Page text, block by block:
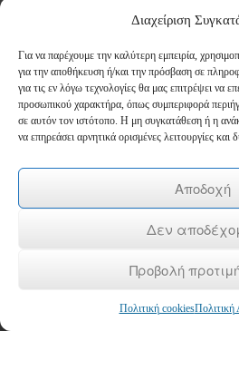
Διαχείριση
Για να παρέχουμε την καλύτερη εμπειρία,
για την αποθήκευση ή/και την πρόσβαση σε
για τις εν λόγω τεχνολογίες θα μας επιτρέψει να
προσωπικού χαρακτήρα, όπως συμπεριφορά
σε αυτόν τον ιστότοπο. Η μη συγκατάθεση ή η
να επηρεάσει αρνητικά ορισμένες λειτουργίες και
Αποδοχή
Δεν
Προβολή
Πολιτική cookies
ΤΑΜΕΙΟ ΑΝΑΚΑΜΨΗΣ
Newsletter
Email*
Όνομα